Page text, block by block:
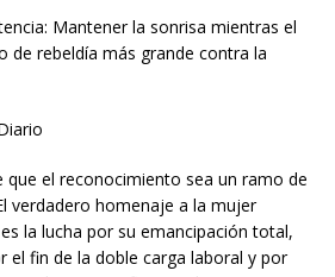
Mantener la sonrisa mientras el
de rebeldía más grande contra la
que el reconocimiento sea un ramo de
verdadero homenaje a la mujer
la lucha por su emancipación total,
el fin de la doble carga laboral y por